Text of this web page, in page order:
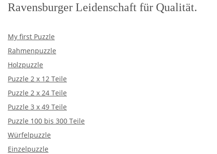
Ravensburger Leidenschaft für Qualität.
My first Puzzle
Rahmenpuzzle
Holzpuzzle
Puzzle 2 x 12 Teile
Puzzle 2 x 24 Teile
Puzzle 3 x 49 Teile
Puzzle 100 bis 300 Teile
Würfelpuzzle
Einzelpuzzle